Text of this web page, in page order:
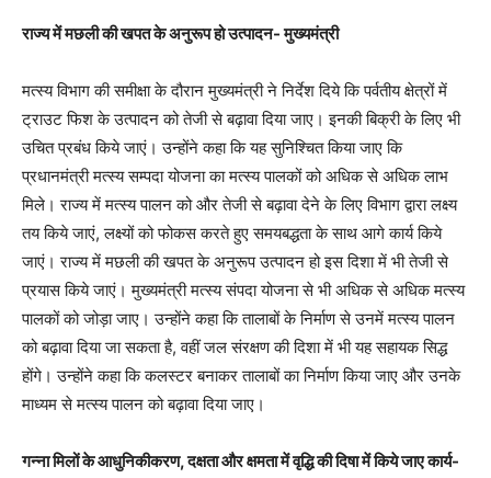
राज्य में मछली की खपत के अनुरूप हो उत्पादन- मुख्यमंत्री
मत्स्य विभाग की समीक्षा के दौरान मुख्यमंत्री ने निर्देश दिये कि पर्वतीय क्षेत्रों में
ट्राउट फिश के उत्पादन को तेजी से बढ़ावा दिया जाए। इनकी बिक्री के लिए भी
उचित प्रबंध किये जाएं। उन्होंने कहा कि यह सुनिश्चित किया जाए कि
प्रधानमंत्री मत्स्य सम्पदा योजना का मत्स्य पालकों को अधिक से अधिक लाभ
मिले। राज्य में मत्स्य पालन को और तेजी से बढ़ावा देने के लिए विभाग द्वारा लक्ष्य
तय किये जाएं, लक्ष्यों को फोकस करते हुए समयबद्धता के साथ आगे कार्य किये
जाएं। राज्य में मछली की खपत के अनुरूप उत्पादन हो इस दिशा में भी तेजी से
प्रयास किये जाएं। मुख्यमंत्री मत्स्य संपदा योजना से भी अधिक से अधिक मत्स्य
पालकों को जोड़ा जाए। उन्होंने कहा कि तालाबों के निर्माण से उनमें मत्स्य पालन
को बढ़ावा दिया जा सकता है, वहीं जल संरक्षण की दिशा में भी यह सहायक सिद्ध
होंगे। उन्होंने कहा कि कलस्टर बनाकर तालाबों का निर्माण किया जाए और उनके
माध्यम से मत्स्य पालन को बढ़ावा दिया जाए।
गन्ना मिलों के आधुनिकीकरण, दक्षता और क्षमता में वृद्धि की दिषा में किये जाए कार्य-